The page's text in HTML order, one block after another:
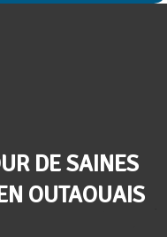
DE SAINES
OUTAOUAIS